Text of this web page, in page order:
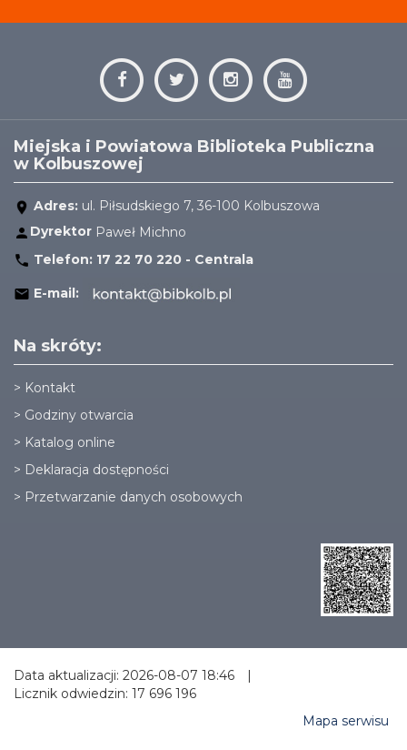
Miejska i Powiatowa Biblioteka Publiczna
w Kolbuszowej
Adres: ul. Piłsudskiego 7, 36-100 Kolbuszowa
Dyrektor Paweł Michno
Telefon: 17 22 70 220 - Centrala
E-mail:
Na skróty:
> Kontakt
> Godziny otwarcia
> Katalog online
> Deklaracja dostępności
> Przetwarzanie danych osobowych
Data aktualizacji: 2026-08-07 18:46
|
Licznik odwiedzin: 17 696 196
Mapa serwisu